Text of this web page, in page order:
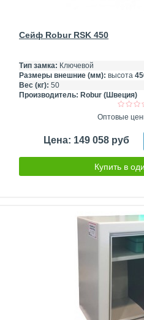
Сейф Robur RSK 450
Тип замка: Ключевой
Размеры внешние (мм): высота
Вес (кг): 50
Производитель: Robur (Швеция)
Оптовые
Цена: 149 058 руб
Купить в